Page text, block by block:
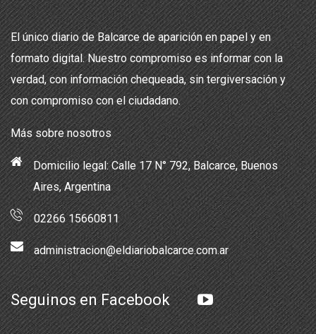
El único diario de Balcarce de aparición en papel y en
formato digital. Nuestro compromiso es informar con la
verdad, con información chequeada, sin tergiversación y
con compromiso con el ciudadano.
Más sobre nosotros
Domicilio legal: Calle 17 N° 792, Balcarce, Buenos
Aires, Argentina
02266 15660811
administracion@eldiariobalcarce.com.ar
Seguinos en Facebook